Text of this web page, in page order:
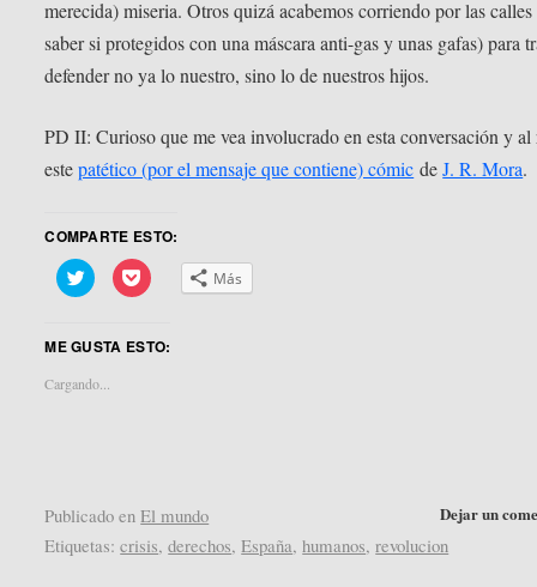
merecida) miseria. Otros quizá acabemos corriendo por las calles
saber si protegidos con una máscara anti-gas y unas gafas) para
defender no ya lo nuestro, sino lo de nuestros hijos.
PD II: Curioso que me vea involucrado en esta conversación y al
estepatético (por el mensaje que contiene) cómic deJ. R. Mora.
COMPARTE ESTO:
Haz
clic
Twitter
abre
en
Haz
clic
Pocket
Más
ME GUSTA ESTO:
Cargando...
Dejar un
Publicado en El mundo
Etiquetas: crisis,derechos,España,humanos,revolucion